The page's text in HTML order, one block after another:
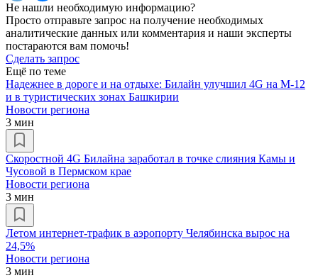
Не нашли необходимую информацию?
Просто отправьте запрос на получение необходимых
аналитические данных или комментария и наши эксперты
постараются вам помочь!
Сделать запрос
Ещё по теме
Надежнее в дороге и на отдыхе: Билайн улучшил 4G на М-12
и в туристических зонах Башкирии
Новости региона
3 мин
Скоростной 4G Билайна заработал в точке слияния Камы и
Чусовой в Пермском крае
Новости региона
3 мин
Летом интернет-трафик в аэропорту Челябинска вырос на
24,5%
Новости региона
3 мин